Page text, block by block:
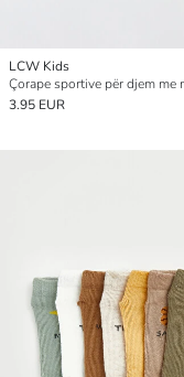
LCW Kids
3.95 EUR